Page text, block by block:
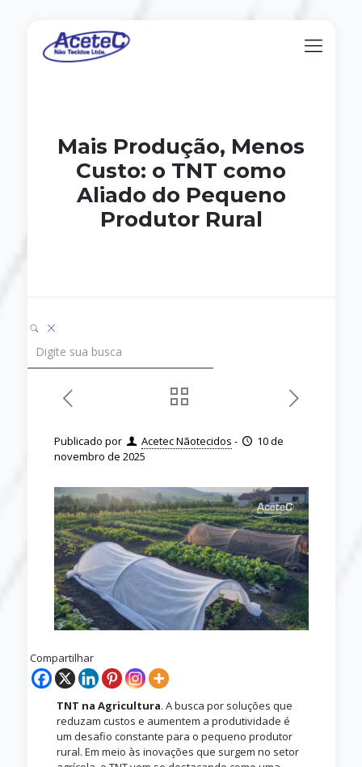
Mais Produção, Menos
Custo: o TNT como
Aliado do Pequeno
Produtor Rural
Publicado por Acetec Nãotecidos -
10 de
novembro de 2025
Compartilhar
TNT na Agricultura. A busca por soluções que
reduzam custos e aumentem a produtividade é
um desafio constante para o pequeno produtor
rural. Em meio às inovações que surgem no setor